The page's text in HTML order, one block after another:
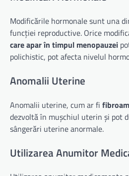
Modificările hormonale sunt una
funcției reproductive. Orice
care apar în timpul menopauzei
polichistic, pot afecta nivelul
Anomalii Uterine
Anomalii uterine, cum ar fi
dezvoltă în mușchiul uterin și pot
sângerări uterine anormale.
Utilizarea Anumitor